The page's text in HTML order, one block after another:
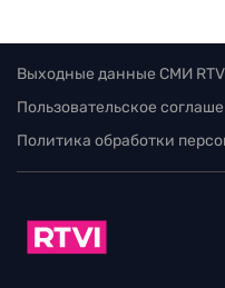
Выходные данные СМИ
Пользовательское
Политика обработки